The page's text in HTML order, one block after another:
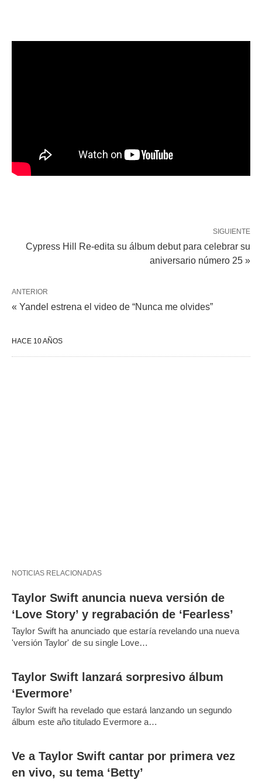
SIGUIENTE
Cypress Hill Re-edita su álbum debut para celebrar su
aniversario número 25 »
ANTERIOR
« Yandel estrena el video de “Nunca me olvides”
HACE 10 AÑOS
NOTICIAS RELACIONADAS
Taylor Swift anuncia nueva versión de
‘Love Story’ y regrabación de ‘Fearless’
Taylor Swift ha anunciado que estaría revelando una nueva
'versión Taylor' de su single Love…
Taylor Swift lanzará sorpresivo álbum
‘Evermore’
Taylor Swift ha revelado que estará lanzando un segundo
álbum este año titulado Evermore a…
Ve a Taylor Swift cantar por primera vez
en vivo, su tema ‘Betty’